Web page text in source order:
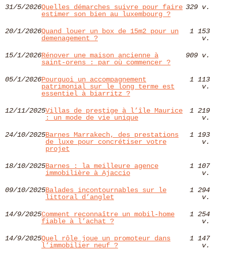
31/5/2026Quelles démarches suivre pour faire
estimer son bien au luxembourg ?
329 v.
20/1/2026Quand louer un box de 15m2 pour un
demenagement ?
1 153
v.
15/1/2026Rénover une maison ancienne à
saint-orens : par où commencer ?
909 v.
05/1/2026Pourquoi un accompagnement
patrimonial sur le long terme est
essentiel à biarritz ?
1 113
v.
12/11/2025Villas de prestige à l’île Maurice
: un mode de vie unique
1 219
v.
24/10/2025Barnes Marrakech, des prestations
de luxe pour concrétiser votre
projet
1 193
v.
18/10/2025Barnes : la meilleure agence
immobilière à Ajaccio
1 107
v.
09/10/2025Balades incontournables sur le
littoral d’anglet
1 294
v.
14/9/2025Comment reconnaître un mobil-home
fiable à l’achat ?
1 254
v.
14/9/2025Quel rôle joue un promoteur dans
l’immobilier neuf ?
1 147
v.